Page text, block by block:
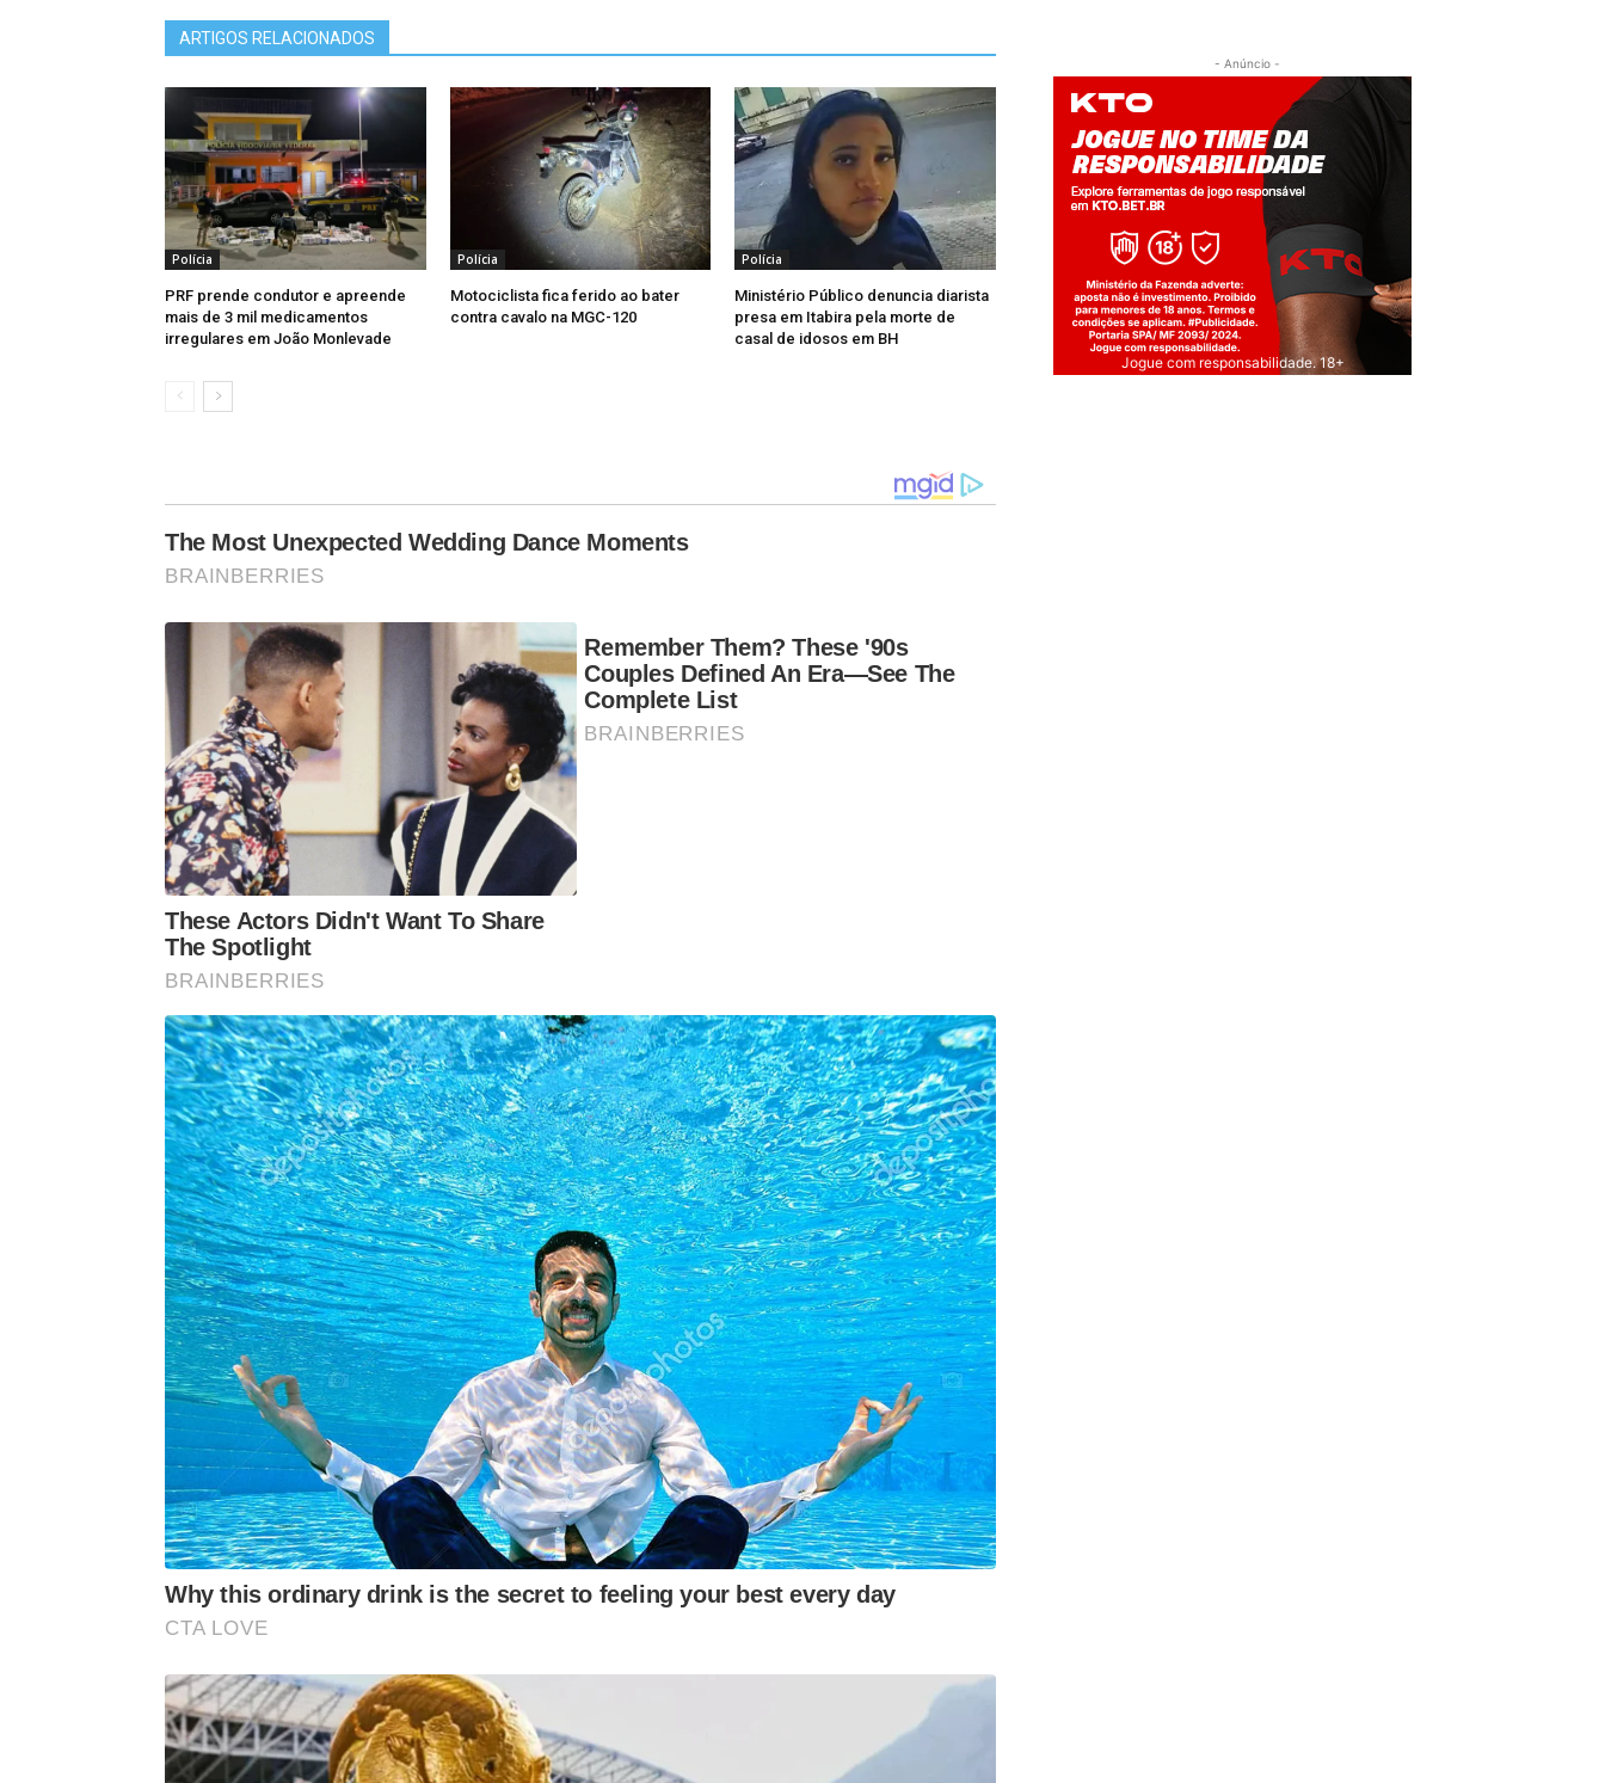
administração, guarda ou vigilância, ou consente que outrem dele se utilize, ainda
que gratuitamente, sem autorização ou em desacordo com determinação legal ou
regulamentar, para o tráfico ilícito de drogas.
IV – Vende ou entrega drogas ou matéria-prima, insumo ou produto químico
destinado à preparação de drogas, sem autorização ou em desacordo com a
determinação legal ou regulamentar, a agente policial disfarçado, quando presentes
elementos probatórios razoáveis de conduta criminal preexistente.
ARTIGOS RELACIONADOS
Polícia
PRF prende condutor e apreende
mais de 3 mil medicamentos
irregulares em João Monlevade
Polícia
Motociclista fica ferido ao bater
contra cavalo na MGC-120
Polícia
Ministério Público denuncia diarista
presa em Itabira pela morte de
casal de idosos em BH
The Most Unexpected Wedding Dance Moments
BRAINBERRIES
These Actors Didn't Want To Share
The Spotlight
BRAINBERRIES
Remember Them? These '90s
Couples Defined An Era—See The
Complete List
BRAINBERRIES
Why this ordinary drink is the secret to feeling your best every day
CTA LOVE
- Anúncio -
Jogue com responsabilidade. 18+